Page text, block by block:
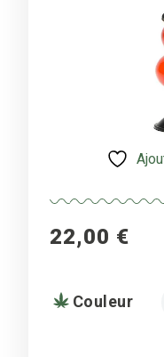
22,00 €
Couleur